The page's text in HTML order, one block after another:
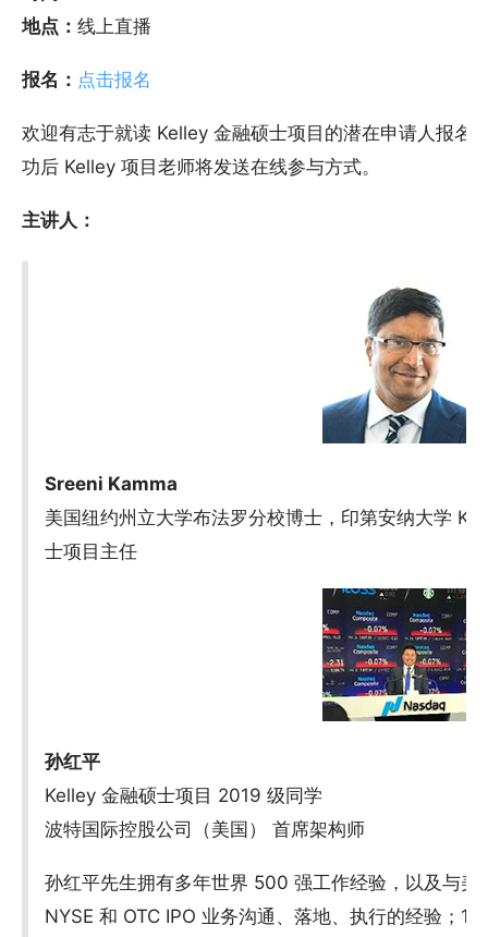
地点： 线上直播
报名： 点击报名
欢迎有志于就读 Kelley 金融硕士项目的潜在申请人报名
功后 Kelley 项目老师将发送在线参与方式。
主讲人：
Sreeni Kamma
美国纽约州立大学布法罗分校博士，印第安纳大学
士项目主任
孙红平
Kelley 金融硕士项目 2019 级同学
波特国际控股公司（美国） 首席架构师
孙红平先生拥有多年世界 500 强工作经验，以及与美
NYSE 和 OTC IPO 业务沟通、落地、执行的经验；